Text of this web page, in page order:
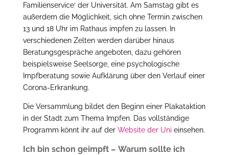
Familienservice‘ der Universität. Am Samstag gibt es
außerdem die Möglichkeit, sich ohne Termin zwischen
13 und 18 Uhr im Rathaus impfen zu lassen. In
verschiedenen Zelten werden darüber hinaus
Beratungsgespräche angeboten, dazu gehören
beispielsweise Seelsorge, eine psychologische
Impfberatung sowie Aufklärung über den Verlauf einer
Corona-Erkrankung.
Die Versammlung bildet den Beginn einer Plakataktion
in der Stadt zum Thema Impfen. Das vollständige
Programm könnt ihr auf der Website der Uni einsehen.
Ich bin schon geimpft – Warum sollte ich